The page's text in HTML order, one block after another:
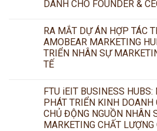
DÀNH CHO FOUNDER &
RA MẮT DỰ ÁN HỢP TÁC
AMOBEAR MARKETING
TRIỂN NHÂN SỰ
TẾ
FTU iEIT BUSINESS
PHÁT TRIỂN KINH DOANH
CHỦ ĐỘNG NGUỒN NHÂN
MARKETING CHẤT LƯỢNG